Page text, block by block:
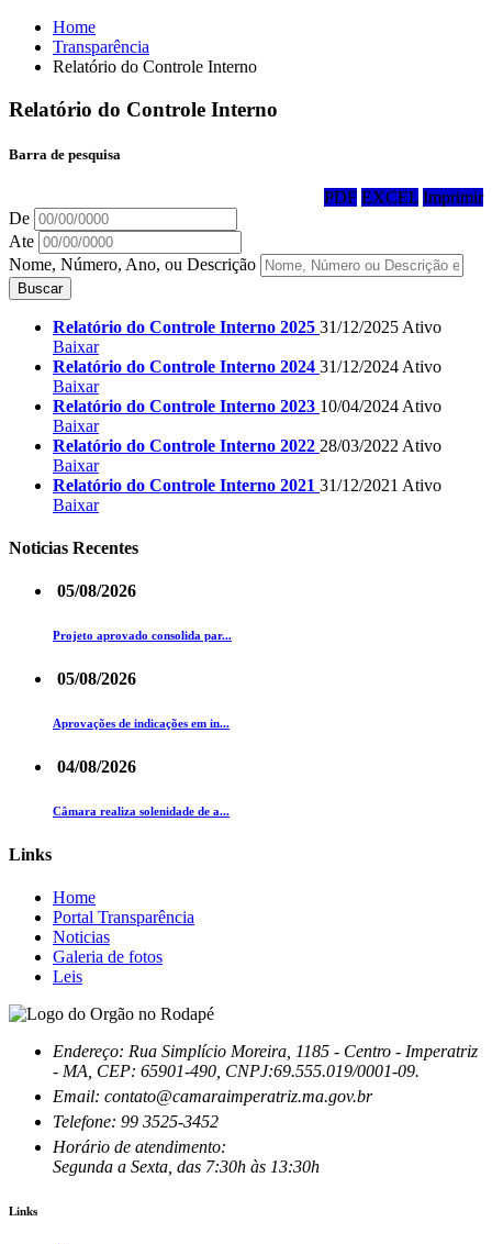
Home
Transparência
Relatório do Controle Interno
Relatório do Controle Interno
Barra de pesquisa
PDF EXCEL Imprimir
De
Ate
Nome, Número, Ano, ou Descrição
Buscar
Relatório do Controle Interno 2025 31/12/2025 Ativo
Baixar
Relatório do Controle Interno 2024 31/12/2024 Ativo
Baixar
Relatório do Controle Interno 2023 10/04/2024 Ativo
Baixar
Relatório do Controle Interno 2022 28/03/2022 Ativo
Baixar
Relatório do Controle Interno 2021 31/12/2021 Ativo
Baixar
Noticias Recentes
05/08/2026
Projeto aprovado consolida par...
05/08/2026
Aprovações de indicações em in...
04/08/2026
Câmara realiza solenidade de a...
Links
Home
Portal Transparência
Noticias
Galeria de fotos
Leis
Endereço: Rua Simplício Moreira, 1185 - Centro - Imperatriz
- MA, CEP: 65901-490, CNPJ:69.555.019/0001-09.
Email: contato@camaraimperatriz.ma.gov.br
Telefone: 99 3525-3452
Horário de atendimento:
Segunda a Sexta, das 7:30h às 13:30h
Links